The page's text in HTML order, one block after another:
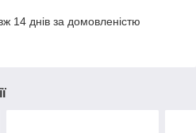
14 днів за домовленістю